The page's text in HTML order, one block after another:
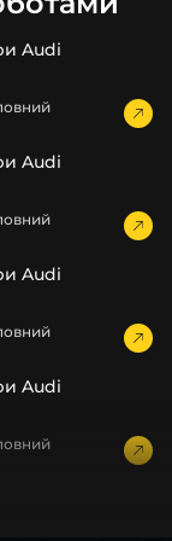
впливів під
вигляд
скла фари,
та
ремонт скла,
світла,
фари, наші
по всій
підтвердять
постійна
ціна,
Audi
Audi
Audi
Audi